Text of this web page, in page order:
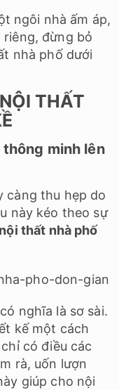
ngôi nhà ấm áp,
đừng bỏ
nhà phố dưới
THẤT
minh lên
càng thu hẹp do
này kéo theo sự
thất nhà phố
nghĩa là sơ sài.
kế một cách
có điều các
rà, uốn lượn
giúp cho nội